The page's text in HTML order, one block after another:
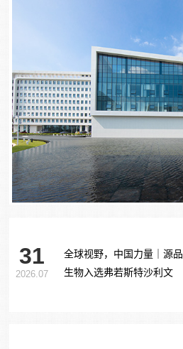
31
2026.07
全球视野，中国力量｜源品
生物入选弗若斯特沙利文